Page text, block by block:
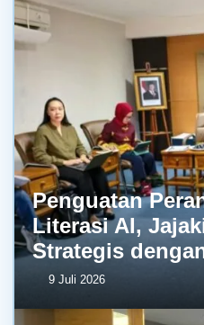
Penguatan
Literasi AI,
Strategis
9 Juli 2026